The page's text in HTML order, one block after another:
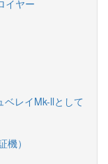
イヤー
ベレイMk-llとして
）